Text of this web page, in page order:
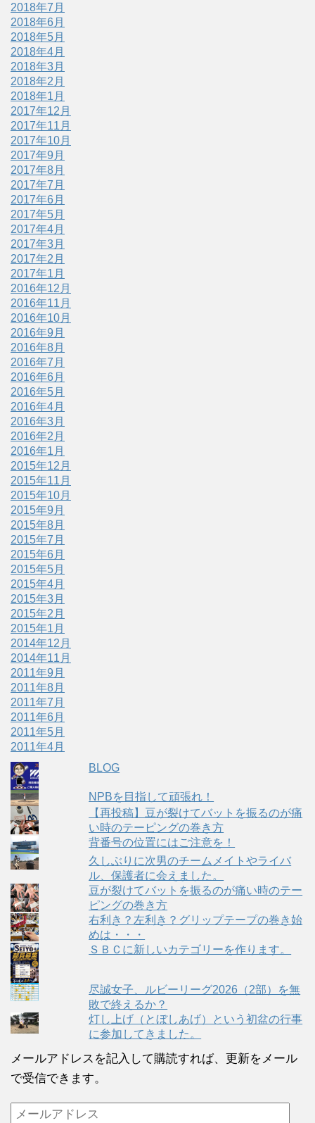
2018年7月
2018年6月
2018年5月
2018年4月
2018年3月
2018年2月
2018年1月
2017年12月
2017年11月
2017年10月
2017年9月
2017年8月
2017年7月
2017年6月
2017年5月
2017年4月
2017年3月
2017年2月
2017年1月
2016年12月
2016年11月
2016年10月
2016年9月
2016年8月
2016年7月
2016年6月
2016年5月
2016年4月
2016年3月
2016年2月
2016年1月
2015年12月
2015年11月
2015年10月
2015年9月
2015年8月
2015年7月
2015年6月
2015年5月
2015年4月
2015年3月
2015年2月
2015年1月
2014年12月
2014年11月
2011年9月
2011年8月
2011年7月
2011年6月
2011年5月
2011年4月
BLOG
NPBを目指して頑張れ！
【再投稿】豆が裂けてバットを振るのが痛
い時のテーピングの巻き方
背番号の位置にはご注意を！
久しぶりに次男のチームメイトやライバ
ル、保護者に会えました。
豆が裂けてバットを振るのが痛い時のテー
ピングの巻き方
右利き？左利き？グリップテープの巻き始
めは・・・
ＳＢＣに新しいカテゴリーを作ります。
尽誠女子、ルビーリーグ2026（2部）を無
敗で終えるか？
灯し上げ（とぼしあげ）という初盆の行事
に参加してきました。
メールアドレスを記入して購読すれば、更新をメール
で受信できます。